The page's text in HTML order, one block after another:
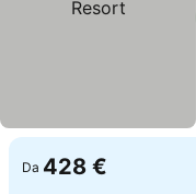
Da 428 €